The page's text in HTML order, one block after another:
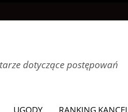
dotyczące postępowań